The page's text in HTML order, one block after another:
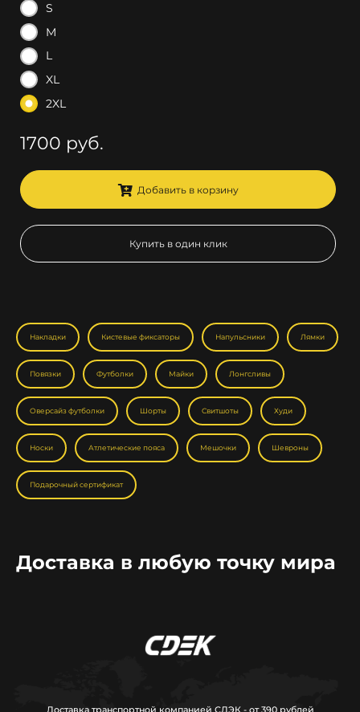
S
M
L
XL
2XL
1700 руб.
Добавить в корзину
Купить в один клик
Накладки Кистевые фиксаторы Напульсники Лямки
Повязки Футболки Майки Лонгсливы
Оверсайз футболки Шорты Свитшоты Худи
Носки Атлетические пояса Мешочки Шевроны
Подарочный сертификат
Доставка в любую точку мира